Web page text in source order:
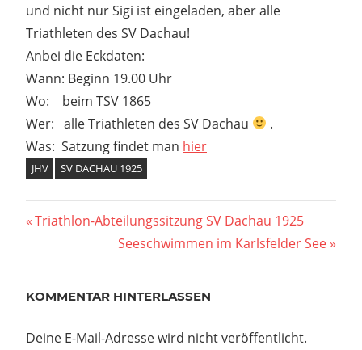
und nicht nur Sigi ist eingeladen, aber alle
Triathleten des SV Dachau!
Anbei die Eckdaten:
Wann: Beginn 19.00 Uhr
Wo: beim TSV 1865
Wer: alle Triathleten des SV Dachau
.
Was: Satzung findet man hier
JHV SV DACHAU 1925
Beitragsnavigation
Vorheriger
Triathlon-Abteilungssitzung SV Dachau 1925
Nächster
Seeschwimmen im Karlsfelder See
KOMMENTAR HINTERLASSEN
Deine E-Mail-Adresse wird nicht veröffentlicht.